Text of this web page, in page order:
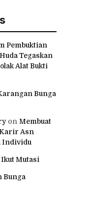
Pembuktian
Tegaskan
Alat Bukti
Bunga
on Membuat
Karir Asn
Individu
Ikut Mutasi
Bunga